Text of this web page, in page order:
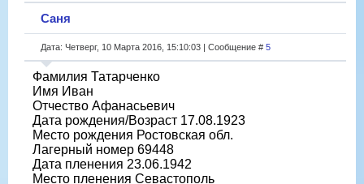
Саня
Дата: Четверг, 10 Марта 2016, 15:10:03 | Сообщение # 5
Фамилия Татарченко
Имя Иван
Отчество Афанасьевич
Дата рождения/Возраст 17.08.1923
Место рождения Ростовская обл.
Лагерный номер 69448
Дата пленения 23.06.1942
Место пленения Севастополь